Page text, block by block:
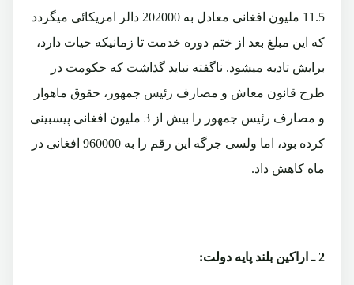
11.5 ملیون افغانی معادل به 202000 دالر امریکائی میگردد
که این مبلغ بعد از ختم دوره خدمت تا زمانیکه حیات دارد،
برایش تادیه میشود. ناگفته نباید گذاشت که حکومت در
طرح قانون معاش و مصارف رئیس جمهور، حقوق ماهوار
و مصارف رئیس جمهور را بیش از 3 ملیون افغانی پیسبینی
کرده بود، اما ولسی جرگه این رقم را به 960000 افغانی در
ماه کاهش داد.
2 ـ اراکین بلند پایه دولت: